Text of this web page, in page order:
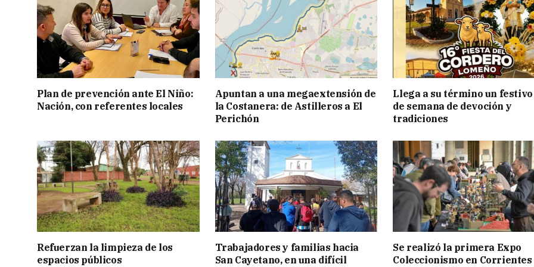
Plan de prevención ante El Niño:
Nación, con referentes locales
Apuntan a una megaextensión de
la Costanera: de Astilleros a El
Perichón
Llega a su término un
de semana de devoción y
tradiciones
Refuerzan la limpieza de los
espacios públicos
Trabajadores y familias hacia
San Cayetano, en una difícil
Se realizó la primera Expo
Coleccionismo en Corrientes